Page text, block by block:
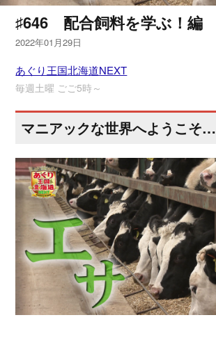
♯646 配合飼料を学ぶ！編
2022年01月29日
あぐり王国北海道NEXT
毎週土曜 ごご5時～
マニアックな世界へようこそ…